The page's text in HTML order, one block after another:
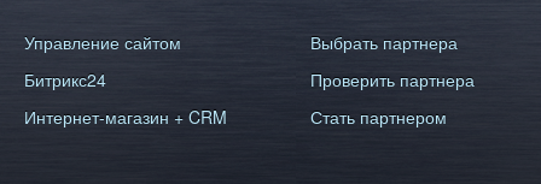
Управление сайтом
Битрикс24
Интернет-магазин + CRM
Выбрать партнера
Проверить партнера
Стать партнером